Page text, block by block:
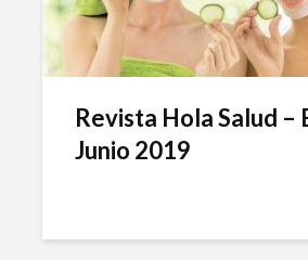
Revista Hola Salud –
Junio 2019